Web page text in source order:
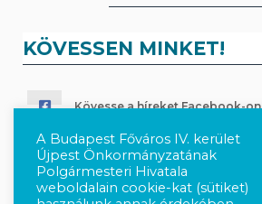
KÖVESSEN MINKET!
Kövesse a híreket Facebook-on
Követés Instagram-on
A Budapest Főváros IV. kerület
Újpest Önkormányzatának
Polgármesteri Hivatala
weboldalain cookie-kat (sütiket)